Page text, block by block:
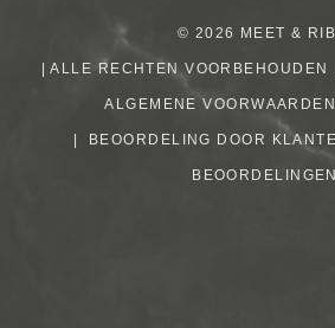
© 2026 MEET &
| ALLE RECHTEN VOORBEHOUDEN |
ALGEMENE VOORWAARDEN
BEOORDELING DOOR
BEOORDELINGEN